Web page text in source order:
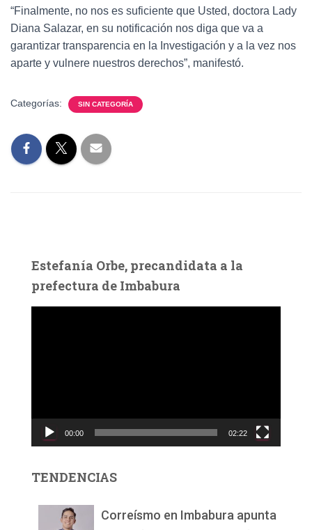
“Finalmente, no nos es suficiente que Usted, doctora Lady
Diana Salazar, en su notificación nos diga que va a
garantizar transparencia en la Investigación y a la vez nos
aparte y vulnere nuestros derechos”, manifestó.
Categorías: SIN CATEGORÍA
Estefanía Orbe, precandidata a la
prefectura de Imbabura
c
d
00:00 02:22
TENDENCIAS
Correísmo en Imbabura apunta